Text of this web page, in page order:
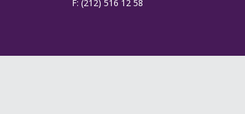
F: (212) 516 12 58